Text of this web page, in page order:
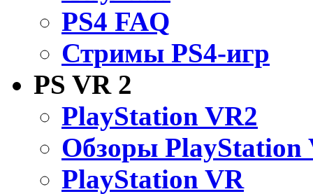
PS4 FAQ
Стримы PS4-игр
PS VR 2
PlayStation VR2
Обзоры PlayStation
PlayStation VR